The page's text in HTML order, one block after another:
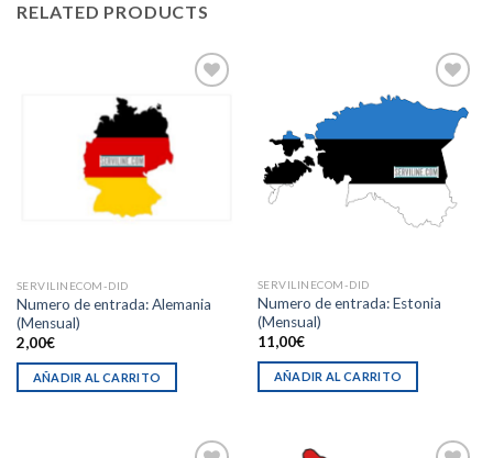
RELATED PRODUCTS
SERVILINECOM-DID
Numero de entrada: Alemania
(Mensual)
2,00€
AÑADIR AL CARRITO
Añadir
lista de
deseos
SERVILINECOM-DID
Numero de entrada: Estonia
(Mensual)
11,00€
AÑADIR AL CARRITO